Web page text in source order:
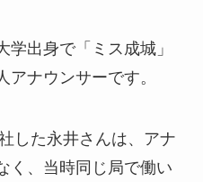
出身で「ミス成城」
ナウンサーです。
した永井さんは、アナ
く、当時同じ局で働い